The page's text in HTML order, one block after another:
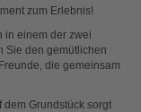
zum Erlebnis!
in einem der zwei
Sie den gemütlichen
die gemeinsam
dem Grundstück sorgt